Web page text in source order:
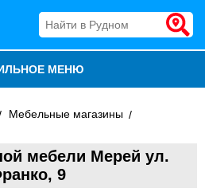
МЕНЮ
Мебельные магазины
мебели Мерей ул.
9